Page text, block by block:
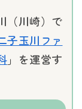
（川崎）で
子玉川ファ
」を運営す